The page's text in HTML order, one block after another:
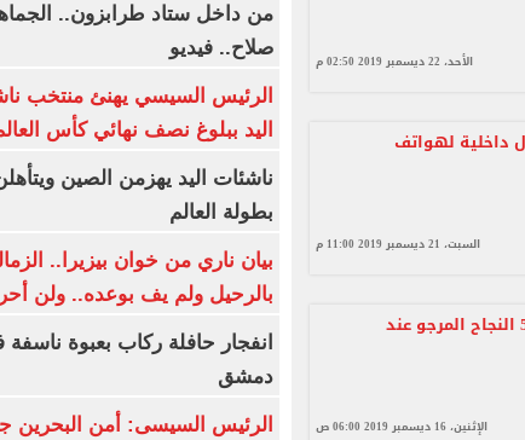
الأحد، 22 ديسمبر 2019 02:50 م
داخلية لهواتف
السبت، 21 ديسمبر 2019 11:00 م
لماذا لن تحقق هواتف أيفون 5G النجاح المرجو عند
الإثنين، 16 ديسمبر 2019 06:00 ص
من داخل ستاد طرابزون..
صلاح.. فيديو
الرئيس السيسي يهنئ منتخب
اليد ببلوغ نصف نهائي كأس
ناشئات اليد يهزمن الصين
بطولة العالم
بيان ناري من خوان بيزيرا..
بالرحيل ولم يف بوعده.. ولن
انفجار حافلة ركاب بعبوة
دمشق
الرئيس السيسى: أمن البحرين